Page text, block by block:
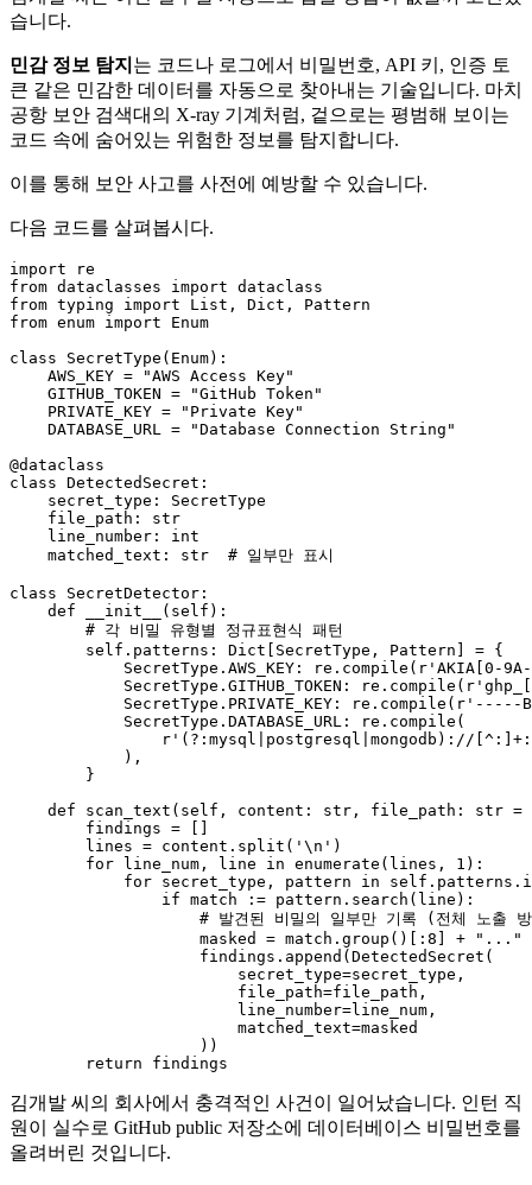
습니다.
민감 정보 탐지 는 코드나 로그에서 비밀번호, API 키, 인증 토
큰 같은 민감한 데이터를 자동으로 찾아내는 기술입니다. 마치
공항 보안 검색대의 X-ray 기계처럼, 겉으로는 평범해 보이는
코드 속에 숨어있는 위험한 정보를 탐지합니다.
이를 통해 보안 사고를 사전에 예방할 수 있습니다.
다음 코드를 살펴봅시다.
import
from dataclasses import
from typing import List , Dict
from enum import Enum
class
SecretType ( Enum):
    AWS_KEY =
"AWS Access Key"
    GITHUB_TOKEN =
"GitHub Token"
    PRIVATE_KEY =
"Private Key"
    DATABASE_URL =
"Database Connection String"
@dataclass
class DetectedSecret :
    secret_type: SecretType
    file_path:
str
    line_number:
int
    matched_text:
str # 일부만 표시
class SecretDetector :
def
__init__ ( self ):
# 각 비밀 유형별 정규표현식 패턴
self .patterns: Dict [SecretType, Pattern] = {
            SecretType.AWS_KEY: re.
compile ( r'AKIA[0-
            SecretType.GITHUB_TOKEN: re.
compile (
            SecretType.PRIVATE_KEY: re.
compile ( r'-----
            SecretType.DATABASE_URL: re.
compile (
r'(?:mysql|postgresql|mongodb)://
            ),
        }
def
scan_text ( self, content: str , file_path: str =
        findings = []
        lines = content.split(
'\n' )
for line_num, line in enumerate (lines, 1 ):
for secret_type, pattern in self
if match := pattern.search(line):
# 발견된 비밀의 일부만 기록 (전체 노출
                    masked =
match .group()[: 8 ] + "..."
                    findings.append(DetectedSecret(
                        secret_type=secret_type,
                        file_path=file_path,
                        line_number=line_num,
                        matched_text=masked
                    ))
return
김개발 씨의 회사에서 충격적인 사건이 일어났습니다. 인턴 직
원이 실수로 GitHub public 저장소에 데이터베이스 비밀번호를
올려버린 것입니다.